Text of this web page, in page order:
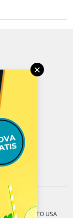
/ MERCATO USA
×